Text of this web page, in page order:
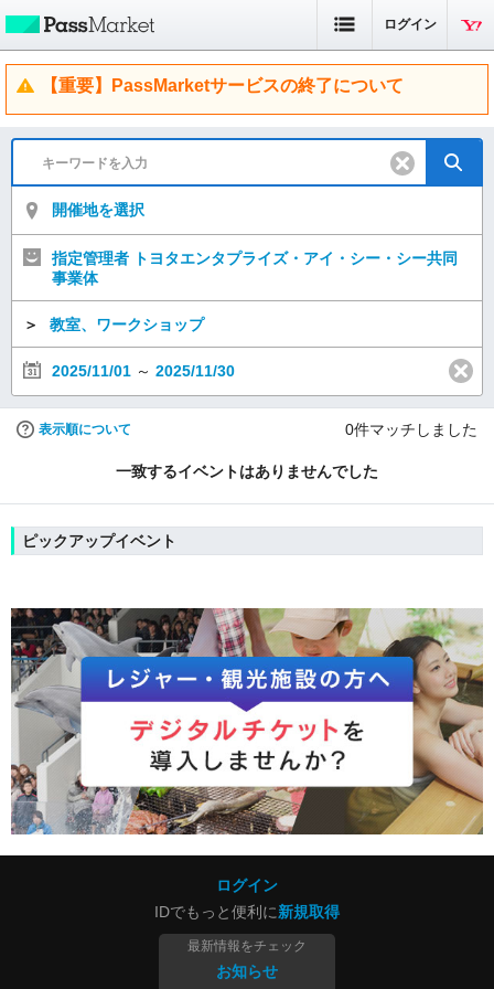
ログイン
【重要】PassMarketサービスの終了について
開催地を選択
指定管理者 トヨタエンタプライズ・アイ・シー・シー共同
事業体
＞ 教室、ワークショップ
2025/11/01 ～ 2025/11/30
表示順について 0件マッチしました
一致するイベントはありませんでした
ピックアップイベント
ログイン
IDでもっと便利に新規取得
最新情報をチェック
お知らせ